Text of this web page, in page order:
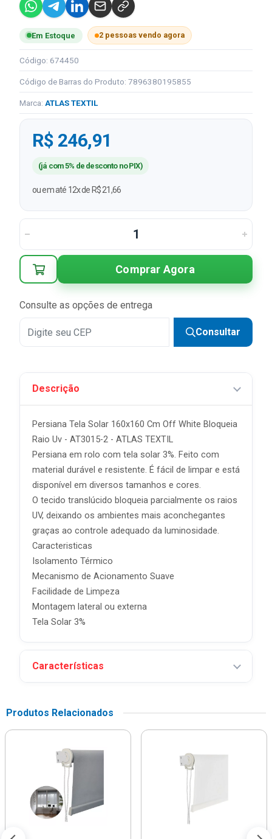
Em Estoque 2 pessoas vendo agora
Código: 674450
Código de Barras do Produto: 7896380195855
Marca: ATLAS TEXTIL
R$ 246,91
(já com 5% de desconto no PIX)
ou em até 12x de R$ 21,66
Comprar Agora
Consulte as opções de entrega
Consultar
Descrição
Persiana Tela Solar 160x160 Cm Off White Bloqueia
Raio Uv - AT3015-2 - ATLAS TEXTIL
Persiana em rolo com tela solar 3%. Feito com
material durável e resistente. É fácil de limpar e está
disponível em diversos tamanhos e cores.
O tecido translúcido bloqueia parcialmente os raios
UV, deixando os ambientes mais aconchegantes
graças ao controle adequado da luminosidade.
Caracteristicas
Isolamento Térmico
Mecanismo de Acionamento Suave
Facilidade de Limpeza
Montagem lateral ou externa
Tela Solar 3%
Características
Produtos Relacionados